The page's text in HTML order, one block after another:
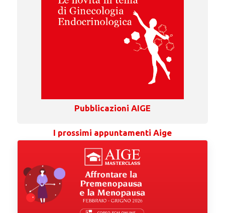
Pubblicazioni AIGE
I prossimi appuntamenti Aige